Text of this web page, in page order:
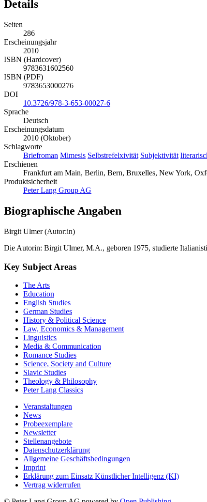
Details
Seiten
286
Erscheinungsjahr
2010
ISBN (Hardcover)
9783631602560
ISBN (PDF)
9783653000276
DOI
10.3726/978-3-653-00027-6
Sprache
Deutsch
Erscheinungsdatum
2010 (Oktober)
Schlagworte
Briefroman Mimesis Selbstrefelxivität Subjektivität
Erschienen
Frankfurt am Main, Berlin, Bern, Bruxelles, New York,
Produktsicherheit
Peter Lang Group AG
Biographische Angaben
Birgit Ulmer (Autor:in)
Die Autorin: Birgit Ulmer, M.A., geboren 1975, studierte
Key Subject Areas
The Arts
Education
English Studies
German Studies
History & Political Science
Law, Economics & Management
Linguistics
Media & Communication
Romance Studies
Science, Society and Culture
Slavic Studies
Theology & Philosophy
Peter Lang Classics
Veranstaltungen
News
Probeexemplare
Newsletter
Stellenangebote
Datenschutzerklärung
Allgemeine Geschäftsbedingungen
Imprint
Erklärung zum Einsatz Künstlicher Intelligenz (KI)
Vertrag widerrufen